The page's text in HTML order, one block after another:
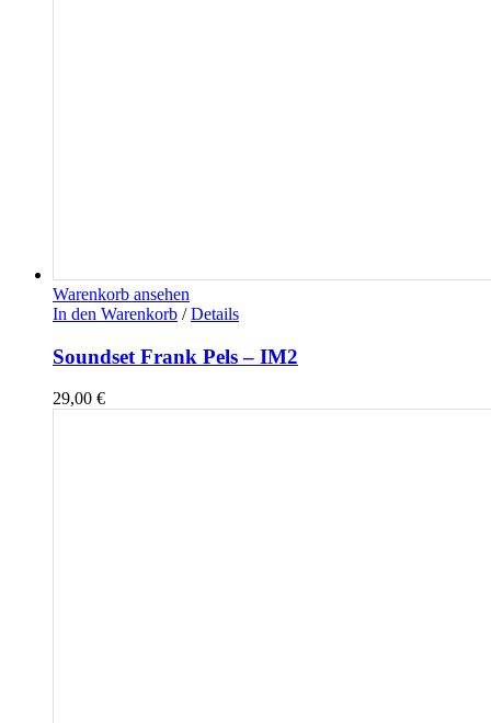
Warenkorb ansehen
In den Warenkorb / Details
Soundset Frank Pels – IM2
29,00 €